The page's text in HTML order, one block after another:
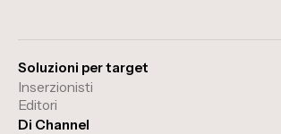
Soluzioni per target
Inserzionisti
Editori
Di Channel